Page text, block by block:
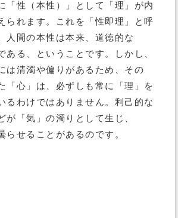
「性（本性）」として「理」が内
られます。これを「性即理」と呼
人間の本性は本来、道徳的な
ある、ということです。しかし、
は清濁や偏りがあるため、その
「心」は、必ずしも常に「理」を
るわけではありません。利己的な
が「気」の濁りとして生じ、
らせることがあるのです。